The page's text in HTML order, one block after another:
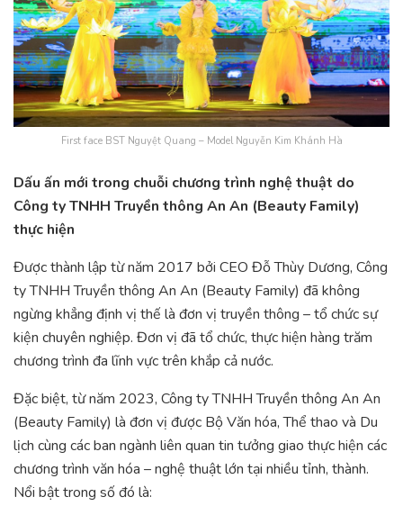
First face BST Nguyệt Quang – Model Nguyễn Kim Khánh Hà
Dấu ấn mới trong chuỗi chương trình nghệ thuật do
Công ty TNHH Truyền thông An An (Beauty Family)
thực hiện
Được thành lập từ năm 2017 bởi CEO Đỗ Thùy Dương, Công
ty TNHH Truyền thông An An (Beauty Family) đã không
ngừng khẳng định vị thế là đơn vị truyền thông – tổ chức sự
kiện chuyên nghiệp. Đơn vị đã tổ chức, thực hiện hàng trăm
chương trình đa lĩnh vực trên khắp cả nước.
Đặc biệt, từ năm 2023, Công ty TNHH Truyền thông An An
(Beauty Family) là đơn vị được Bộ Văn hóa, Thể thao và Du
lịch cùng các ban ngành liên quan tin tưởng giao thực hiện các
chương trình văn hóa – nghệ thuật lớn tại nhiều tỉnh, thành.
Nổi bật trong số đó là: